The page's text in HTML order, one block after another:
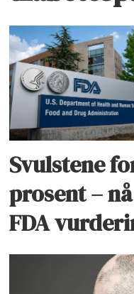
Svulstene
prosent –
FDA